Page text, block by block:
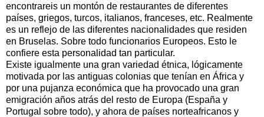
encontrareis un montón de restaurantes de diferentes
países, griegos, turcos, italianos, franceses, etc. Realmente
es un reflejo de las diferentes nacionalidades que residen
en Bruselas. Sobre todo funcionarios Europeos. Esto le
confiere esta personalidad tan particular.
Existe igualmente una gran variedad étnica, lógicamente
motivada por las antiguas colonias que tenían en África y
por una pujanza económica que ha provocado una gran
emigración años atrás del resto de Europa (España y
Portugal sobre todo), y ahora de países norteafricanos y